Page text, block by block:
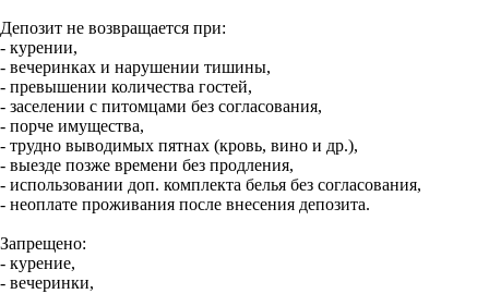
Депозит не возвращается при:
- курении,
- вечеринках и нарушении тишины,
- превышении количества гостей,
- заселении с питомцами без согласования,
- порче имущества,
- трудно выводимых пятнах (кровь, вино и др.),
- выезде позже времени без продления,
- использовании доп. комплекта белья без согласования,
- неоплате проживания после внесения депозита.
Запрещено:
- курение,
- вечеринки,